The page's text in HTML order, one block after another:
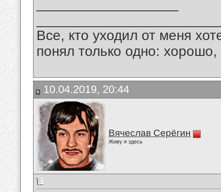
Все, кто уходил от меня
понял только одно:
10.04.2019, 20:44
Вячеслав Серёгин
Живу я здесь